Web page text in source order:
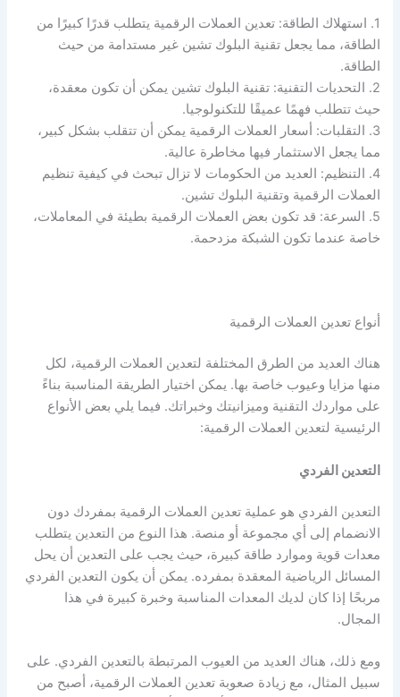
1. استهلاك الطاقة: تعدين العملات الرقمية يتطلب قدرًا كبيرًا من
الطاقة، مما يجعل تقنية البلوك تشين غير مستدامة من حيث
الطاقة.
2. التحديات التقنية: تقنية البلوك تشين يمكن أن تكون معقدة،
حيث تتطلب فهمًا عميقًا للتكنولوجيا.
3. التقلبات: أسعار العملات الرقمية يمكن أن تتقلب بشكل كبير،
مما يجعل الاستثمار فيها مخاطرة عالية.
4. التنظيم: العديد من الحكومات لا تزال تبحث في كيفية تنظيم
العملات الرقمية وتقنية البلوك تشين.
5. السرعة: قد تكون بعض العملات الرقمية بطيئة في المعاملات،
خاصة عندما تكون الشبكة مزدحمة.
أنواع تعدين العملات الرقمية
هناك العديد من الطرق المختلفة لتعدين العملات الرقمية، لكل
منها مزايا وعيوب خاصة بها. يمكن اختيار الطريقة المناسبة بناءً
على مواردك التقنية وميزانيتك وخبراتك. فيما يلي بعض الأنواع
الرئيسية لتعدين العملات الرقمية:
التعدين الفردي
التعدين الفردي هو عملية تعدين العملات الرقمية بمفردك دون
الانضمام إلى أي مجموعة أو منصة. هذا النوع من التعدين يتطلب
معدات قوية وموارد طاقة كبيرة، حيث يجب على التعدين أن يحل
المسائل الرياضية المعقدة بمفرده. يمكن أن يكون التعدين الفردي
مربحًا إذا كان لديك المعدات المناسبة وخبرة كبيرة في هذا
المجال.
ومع ذلك، هناك العديد من العيوب المرتبطة بالتعدين الفردي. على
سبيل المثال، مع زيادة صعوبة تعدين العملات الرقمية، أصبح من